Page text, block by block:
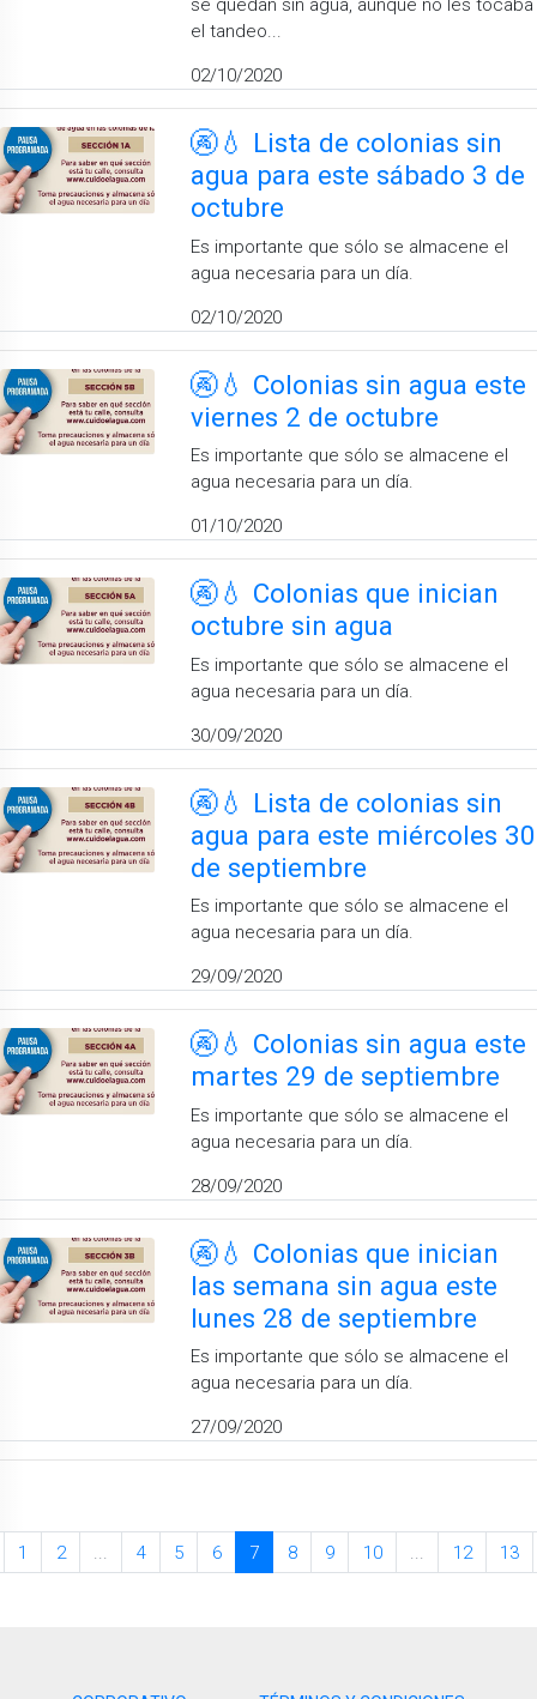
se quedan sin agua, aunque no les tocaba
el tandeo...
02/10/2020
🚱💧 Lista de colonias sin
agua para este sábado 3 de
octubre
Es importante que sólo se almacene el
agua necesaria para un día.
02/10/2020
🚱💧 Colonias sin agua este
viernes 2 de octubre
Es importante que sólo se almacene el
agua necesaria para un día.
01/10/2020
🚱💧 Colonias que inician
octubre sin agua
Es importante que sólo se almacene el
agua necesaria para un día.
30/09/2020
🚱💧 Lista de colonias sin
agua para este miércoles 30
de septiembre
Es importante que sólo se almacene el
agua necesaria para un día.
29/09/2020
🚱💧 Colonias sin agua este
martes 29 de septiembre
Es importante que sólo se almacene el
agua necesaria para un día.
28/09/2020
🚱💧 Colonias que inician
las semana sin agua este
lunes 28 de septiembre
Es importante que sólo se almacene el
agua necesaria para un día.
27/09/2020
1 2 4 5 6 7 8 9 10 12 13